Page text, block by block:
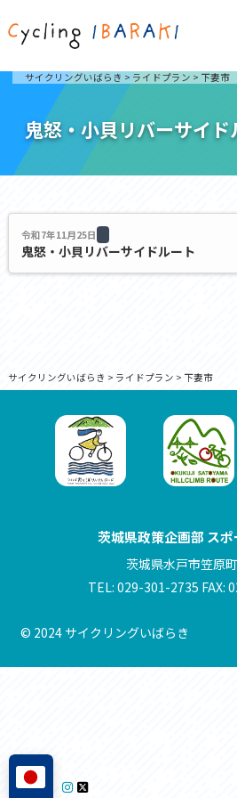
サイクリングいばらき > ライドプラン > 下妻市
鬼怒・小貝リバーサイド
令和7年11月25日
鬼怒・小貝リバーサイドルート
サイクリングいばらき > ライドプラン > 下妻市
茨城県政策企画部 ス
茨城県水戸市笠原
TEL: 029-301-2735 FAX:
© 2024 サイクリングいばらき